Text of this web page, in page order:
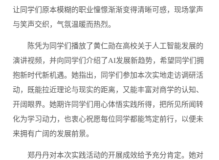
让同学们原本模糊的职业憧憬渐渐变得清晰可感，现场掌声
与笑声交织，气氛温暖而热烈。
陈凭为同学们播放了黄仁勋在高校关于人工智能发展的
演讲视频，并向同学们介绍了AI发展新趋势，希望同学们拥
抱新时代新机遇。她指出，同学们参加本次实地走访调研活
动，既能拉近理论与现实的距离，又能丰富对商学的认知、
开阔眼界。她期许同学们用心体悟实践所得，把所见所闻转
化为学习动力，也衷心祝愿每位同学都能笃定前行，以便未
来拥有广阔的发展前景。
郑丹丹对本次实践活动的开展成效给予充分肯定。她对